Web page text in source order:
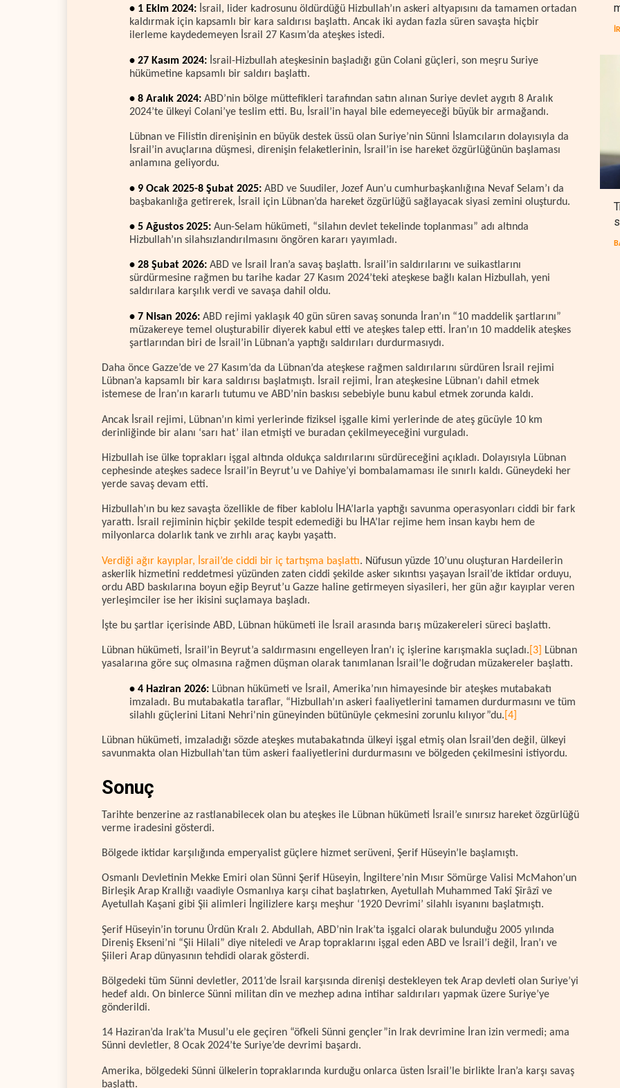
• 1 Ekim 2024: İsrail, lider kadrosunu öldürdüğü Hizbullah’ın askeri altyapısını da tamamen ortadan
kaldırmak için kapsamlı bir kara saldırısı başlattı. Ancak iki aydan fazla süren savaşta hiçbir
ilerleme kaydedemeyen İsrail 27 Kasım’da ateşkes istedi.
• 27 Kasım 2024: İsrail-Hizbullah ateşkesinin başladığı gün Colani güçleri, son meşru Suriye
hükümetine kapsamlı bir saldırı başlattı.
• 8 Aralık 2024: ABD’nin bölge müttefikleri tarafından satın alınan Suriye devlet aygıtı 8 Aralık
2024’te ülkeyi Colani’ye teslim etti. Bu, İsrail’in hayal bile edemeyeceği büyük bir armağandı.
Lübnan ve Filistin direnişinin en büyük destek üssü olan Suriye’nin Sünni İslamcıların dolayısıyla da
İsrail’in avuçlarına düşmesi, direnişin felaketlerinin, İsrail’in ise hareket özgürlüğünün başlaması
anlamına geliyordu.
• 9 Ocak 2025-8 Şubat 2025: ABD ve Suudiler, Jozef Aun’u cumhurbaşkanlığına Nevaf Selam’ı da
başbakanlığa getirerek, İsrail için Lübnan’da hareket özgürlüğü sağlayacak siyasi zemini oluşturdu.
• 5 Ağustos 2025: Aun-Selam hükümeti, “silahın devlet tekelinde toplanması” adı altında
Hizbullah’ın silahsızlandırılmasını öngören kararı yayımladı.
• 28 Şubat 2026: ABD ve İsrail İran’a savaş başlattı. İsrail’in saldırılarını ve suikastlarını
sürdürmesine rağmen bu tarihe kadar 27 Kasım 2024’teki ateşkese bağlı kalan Hizbullah, yeni
saldırılara karşılık verdi ve savaşa dahil oldu.
• 7 Nisan 2026: ABD rejimi yaklaşık 40 gün süren savaş sonunda İran’ın “10 maddelik şartlarını”
müzakereye temel oluşturabilir diyerek kabul etti ve ateşkes talep etti. İran’ın 10 maddelik ateşkes
şartlarından biri de İsrail’in Lübnan’a yaptığı saldırıları durdurmasıydı.
Daha önce Gazze’de ve 27 Kasım’da da Lübnan’da ateşkese rağmen saldırılarını sürdüren İsrail rejimi
Lübnan’a kapsamlı bir kara saldırısı başlatmıştı. İsrail rejimi, İran ateşkesine Lübnan’ı dahil etmek
istemese de İran’ın kararlı tutumu ve ABD’nin baskısı sebebiyle bunu kabul etmek zorunda kaldı.
Ancak İsrail rejimi, Lübnan’ın kimi yerlerinde fiziksel işgalle kimi yerlerinde de ateş gücüyle 10 km
derinliğinde bir alanı ‘sarı hat’ ilan etmişti ve buradan çekilmeyeceğini vurguladı.
Hizbullah ise ülke toprakları işgal altında oldukça saldırılarını sürdüreceğini açıkladı. Dolayısıyla Lübnan
cephesinde ateşkes sadece İsrail’in Beyrut’u ve Dahiye’yi bombalamaması ile sınırlı kaldı. Güneydeki her
yerde savaş devam etti.
Hizbullah’ın bu kez savaşta özellikle de fiber kablolu İHA’larla yaptığı savunma operasyonları ciddi bir fark
yarattı. İsrail rejiminin hiçbir şekilde tespit edemediği bu İHA’lar rejime hem insan kaybı hem de
milyonlarca dolarlık tank ve zırhlı araç kaybı yaşattı.
Verdiği ağır kayıplar, İsrail’de ciddi bir iç tartışma başlattı. Nüfusun yüzde 10’unu oluşturan Hardeilerin
askerlik hizmetini reddetmesi yüzünden zaten ciddi şekilde asker sıkıntısı yaşayan İsrail’de iktidar orduyu,
ordu ABD baskılarına boyun eğip Beyrut’u Gazze haline getirmeyen siyasileri, her gün ağır kayıplar veren
yerleşimciler ise her ikisini suçlamaya başladı.
İşte bu şartlar içerisinde ABD, Lübnan hükümeti ile İsrail arasında barış müzakereleri süreci başlattı.
Lübnan hükümeti, İsrail’in Beyrut’a saldırmasını engelleyen İran’ı iç işlerine karışmakla suçladı. [3]
Lübnan
yasalarına göre suç olmasına rağmen düşman olarak tanımlanan İsrail’le doğrudan müzakereler başlattı.
• 4 Haziran 2026: Lübnan hükümeti ve İsrail, Amerika’nın himayesinde bir ateşkes mutabakatı
imzaladı. Bu mutabakatla taraflar, “Hizbullah’ın askeri faaliyetlerini tamamen durdurmasını ve tüm
silahlı güçlerini Litani Nehri'nin güneyinden bütünüyle çekmesini zorunlu kılıyor”du. [4]
Lübnan hükümeti, imzaladığı sözde ateşkes mutabakatında ülkeyi işgal etmiş olan İsrail’den değil, ülkeyi
savunmakta olan Hizbullah’tan tüm askeri faaliyetlerini durdurmasını ve bölgeden çekilmesini istiyordu.
Sonuç
Tarihte benzerine az rastlanabilecek olan bu ateşkes ile Lübnan hükümeti İsrail’e sınırsız hareket özgürlüğü
verme iradesini gösterdi.
Bölgede iktidar karşılığında emperyalist güçlere hizmet serüveni, Şerif Hüseyin’le başlamıştı.
Osmanlı Devletinin Mekke Emiri olan Sünni Şerif Hüseyin, İngiltere’nin Mısır Sömürge Valisi McMahon’un
Birleşik Arap Krallığı vaadiyle Osmanlıya karşı cihat başlatırken, Ayetullah Muhammed Takî Şîrâzî ve
Ayetullah Kaşani gibi Şii alimleri İngilizlere karşı meşhur ‘1920 Devrimi’ silahlı isyanını başlatmıştı.
Şerif Hüseyin’in torunu Ürdün Kralı 2. Abdullah, ABD’nin Irak’ta işgalci olarak bulunduğu 2005 yılında
Direniş Ekseni’ni “Şii Hilali” diye niteledi ve Arap topraklarını işgal eden ABD ve İsrail’i değil, İran’ı ve
Şiileri Arap dünyasının tehdidi olarak gösterdi.
Bölgedeki tüm Sünni devletler, 2011’de İsrail karşısında direnişi destekleyen tek Arap devleti olan Suriye’yi
hedef aldı. On binlerce Sünni militan din ve mezhep adına intihar saldırıları yapmak üzere Suriye’ye
gönderildi.
14 Haziran’da Irak’ta Musul’u ele geçiren “öfkeli Sünni gençler”in Irak devrimine İran izin vermedi; ama
Sünni devletler, 8 Ocak 2024’te Suriye’de devrimi başardı.
Amerika, bölgedeki Sünni ülkelerin topraklarında kurduğu onlarca üsten İsrail’le birlikte İran’a karşı savaş
başlattı.